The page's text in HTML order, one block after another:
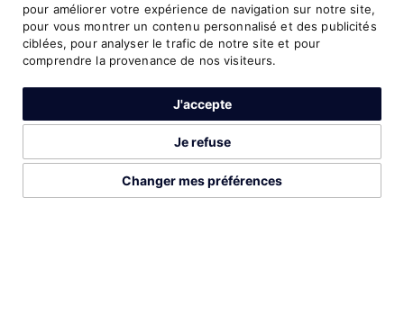
pour améliorer votre expérience de navigation sur notre site,
pour vous montrer un contenu personnalisé et des publicités
ciblées, pour analyser le trafic de notre site et pour
comprendre la provenance de nos visiteurs.
J'accepte
Je refuse
Changer mes préférences